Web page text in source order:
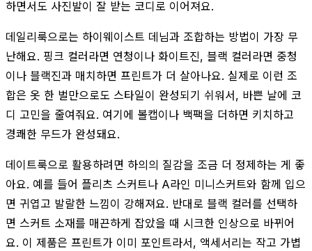
하면서도 사진발이 잘 받는 코디로 이어져요.
데일리룩으로는 하이웨이스트 데님과 조합하는 방법이 가장 무
난해요. 핑크 컬러라면 연청이나 화이트진, 블랙 컬러라면 중청
이나 블랙진과 매치하면 프린트가 더 살아나요. 실제로 이런 조
합은 옷 한 벌만으로도 스타일이 완성되기 쉬워서, 바쁜 날에 코
디 고민을 줄여줘요. 여기에 볼캡이나 백팩을 더하면 키치하고
경쾌한 무드가 완성돼요.
데이트룩으로 활용하려면 하의의 질감을 조금 더 정제하는 게 좋
아요. 예를 들어 플리츠 스커트나 A라인 미니스커트와 함께 입으
면 귀엽고 발랄한 느낌이 강해져요. 반대로 블랙 컬러를 선택하
면 스커트 소재를 매끈하게 잡았을 때 시크한 인상으로 바뀌어
요. 이 제품은 프린트가 이미 포인트라서, 액세서리는 작고 가볍